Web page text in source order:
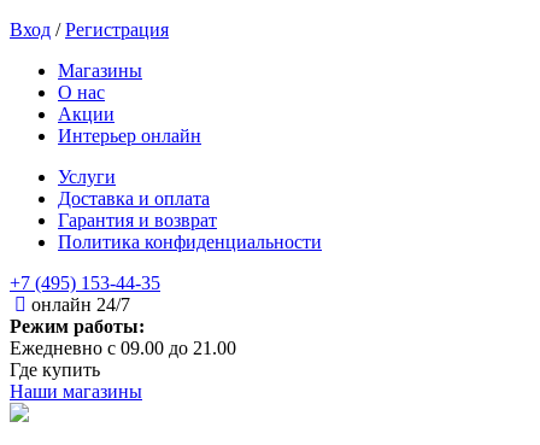
Вход /Регистрация
Магазины
О нас
Акции
Интерьер онлайн
Услуги
Доставка и оплата
Гарантия и возврат
Политика конфиденциальности
+7 (495) 153-44-35
онлайн 24/7
Режим работы:
Ежедневно с 09.00 до 21.00
Где купить
Наши магазины